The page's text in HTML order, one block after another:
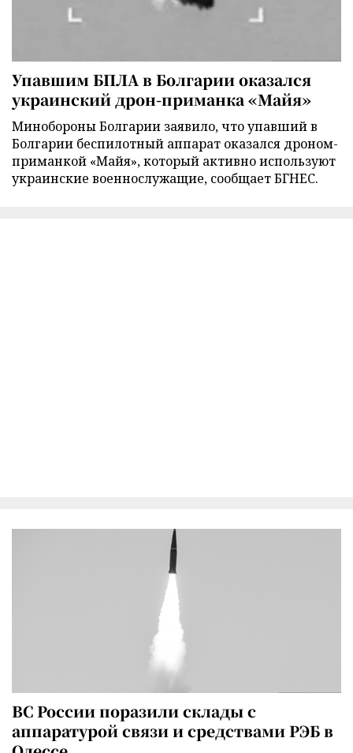
Упавшим БПЛА в Болгарии оказался
украинский дрон-приманка «Майя»
Минобороны Болгарии заявило, что упавший в
Болгарии беспилотный аппарат оказался дроном-
приманкой «Майя», который активно используют
украинские военнослужащие, сообщает БГНЕС.
ВС России поразили склады с
аппаратурой связи и средствами РЭБ в